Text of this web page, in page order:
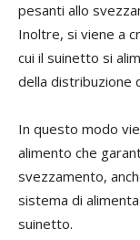
pesanti allo
Inoltre, si viene a
cui il suinetto si
della distribuzione
In questo modo
alimento che
svezzamento,
sistema di
suinetto.